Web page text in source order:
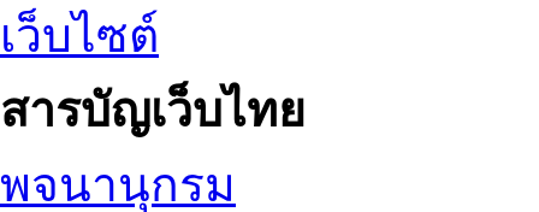
เว็บไซต์
สารบัญเว็บไทย
พจนานุกรม